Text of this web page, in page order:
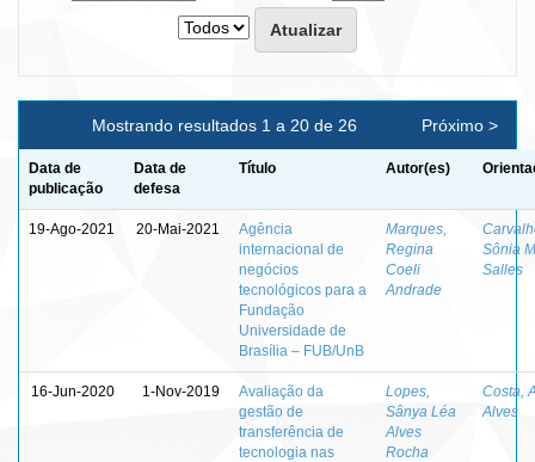
Mostrando resultados 1 a 20 de 26 Próximo >
Data de
publicação
Data de
defesa
Título Autor(es)
19-Ago-2021 20-Mai-2021
Agência
internacional de
negócios
tecnológicos para a
Fundação
Universidade de
Brasília – FUB/UnB
Marques,
Regina
Coeli
Andrade
Sônia
Salles
16-Jun-2020 1-Nov-2019
Avaliação da
gestão de
transferência de
tecnologia nas
Lopes,
Sânya Léa
Alves
Rocha
Costa,
Alves